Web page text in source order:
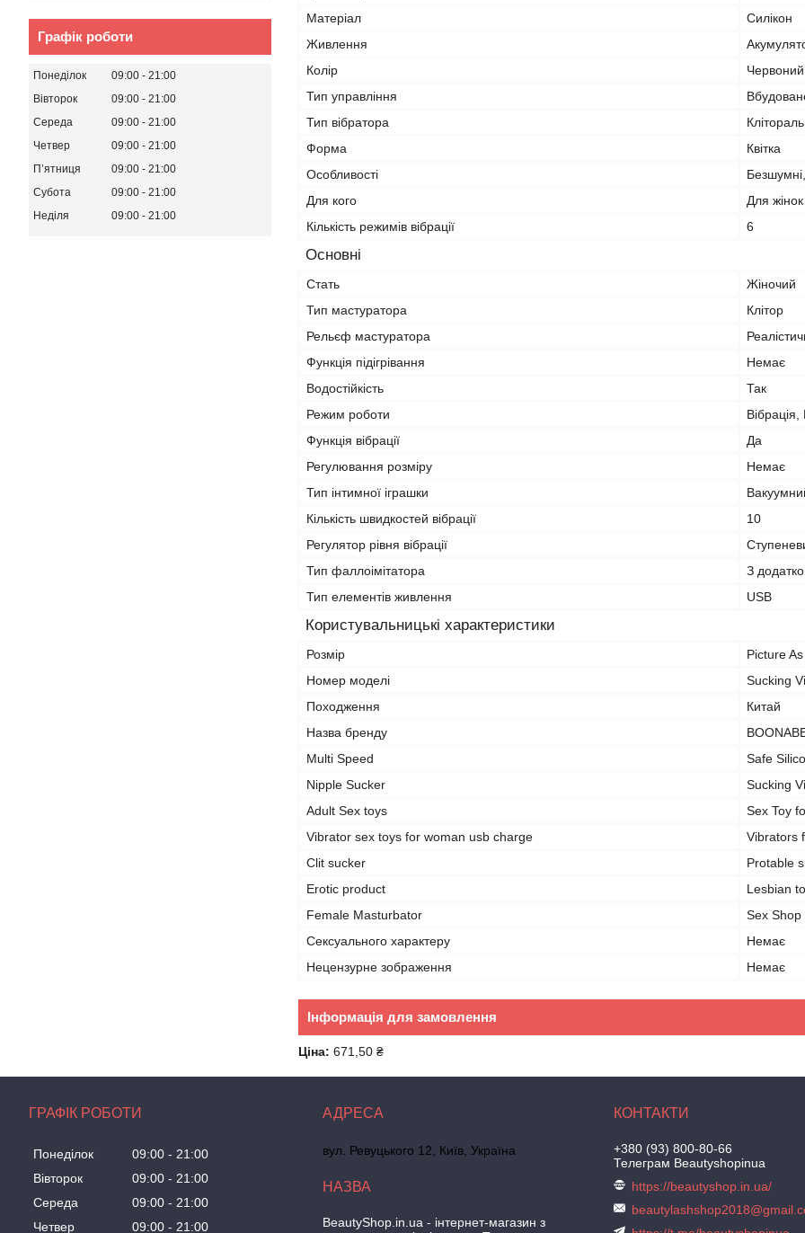
Матеріал
Силікон
Живлення
Колір
Червоний
Тип управління
Тип вібратора
Форма
Квітка
Особливості
Для кого
Для жінок
Кількість режимів вібрації
6
Основні
Стать
Жіночий
Тип мастуратора
Клітор
Рельєф мастуратора
Функція підігрівання
Немає
Водостійкість
Так
Режим роботи
Функція вібрації
Да
Регулювання розміру
Немає
Тип інтимної іграшки
Кількість швидкостей вібрації
10
Регулятор рівня вібрації
Тип фаллоімітатора
З
Тип елементів живлення
USB
Користувальницькі характеристики
Розмір
Picture As
Номер моделі
Sucking
Походження
Китай
Назва бренду
Multi Speed
Safe
Nipple Sucker
Sucking
Adult Sex toys
Sex Toy
Vibrator sex toys for woman usb charge
Vibrators
Clit sucker
Protable
Erotic product
Lesbian
Female Masturbator
Sex Shop
Сексуального характеру
Немає
Нецензурне зображення
Немає
Інформація для замовлення
Ціна: 671,50 ₴
Графік роботи
Понеділок 09:00
21:00
Вівторок
09:00
21:00
Середа
09:00
21:00
Четвер
09:00
21:00
Пʼятниця
09:00
21:00
Субота
09:00
21:00
Неділя
09:00 21:00
ГРАФІК РОБОТИ
Понеділок 09:00
21:00
Вівторок
09:00
21:00
Середа
09:00
21:00
Четвер
09:00 21:00
вул. Ревуцького 12, Київ, Україна
BeautyShop.in.ua - інтернет-магазин з
+380 (93) 800-80-66
Телеграм Beautyshopinua
https://beautyshop.in.ua/